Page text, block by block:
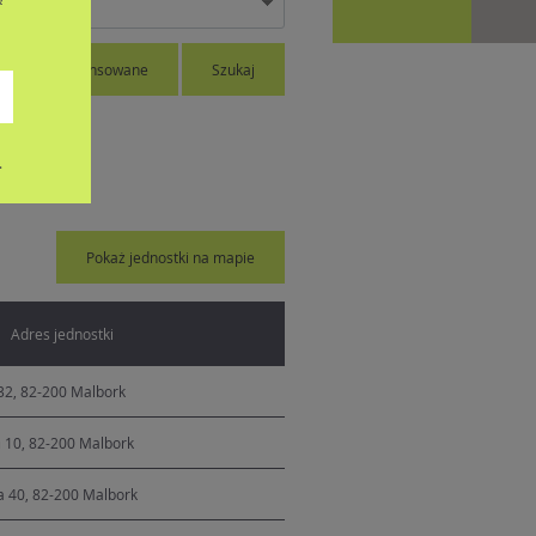
zaawansowane Szukaj
Pokaż jednostki na mapie
Adres jednostki
82-200 Malbork
10, 82-200 Malbork
40, 82-200 Malbork